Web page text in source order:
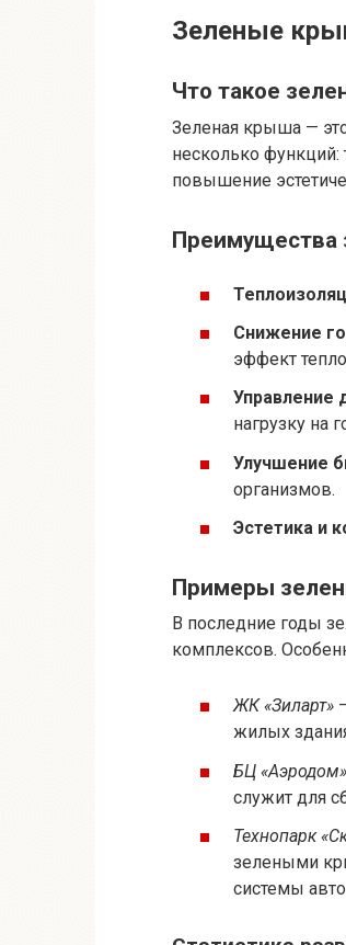
Зеленые
Что такое
Зеленая крыша —
несколько
повышение
Снижение
эффект
нагрузку на
Улучшение
организмов.
Эстетика и
Примеры
В последние годы
комплексов.
ЖК «Зиларт»
жилых
БЦ «Аэродом»
служит для
Технопарк
зелеными
системы